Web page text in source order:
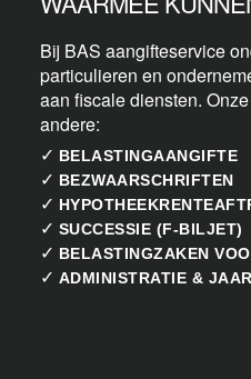
Bij BAS aangifteservice
particulieren en
aan fiscale diensten.
andere:
✓ BELASTINGAANGIFTE
✓ BEZWAARSCHRIFTEN
✓
✓ SUCCESSIE (F-BILJET)
✓ BELASTINGZAKEN
✓ ADMINISTRATIE &